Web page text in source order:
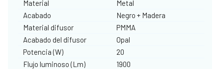
Material
Metal
Acabado
Negro + Madera
Material difusor
PMMA
Acabado del difusor
Opal
Potencia (W)
20
Flujo luminoso (Lm)
1900